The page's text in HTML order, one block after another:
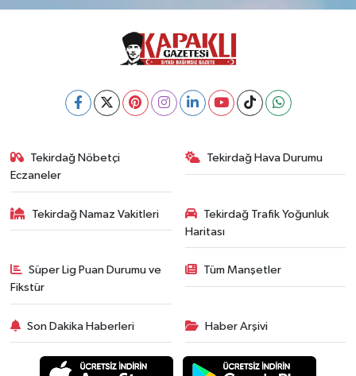
Tekirdağ Nöbetçi
Eczaneler
Tekirdağ Hava Durumu
Tekirdağ Namaz Vakitleri
Tekirdağ Trafik Yoğunluk
Haritası
Süper Lig Puan Durumu ve
Fikstür
Tüm Manşetler
Son Dakika Haberleri Haber Arşivi